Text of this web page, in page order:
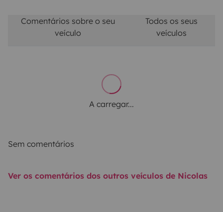
Comentários sobre o seu
veículo
Todos os seus
veículos
A carregar...
Sem comentários
Ver os comentários dos outros veículos de Nicolas